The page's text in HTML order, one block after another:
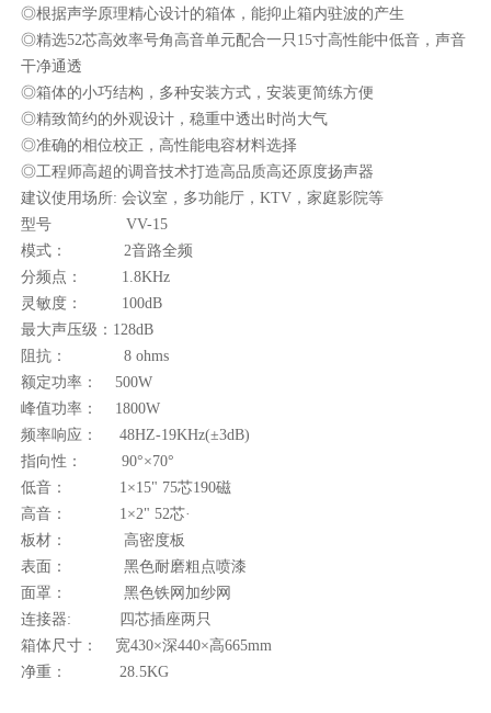
◎根据声学原理精心设计的箱体，能抑止箱内驻波的产生
◎精选52芯高效率号角高音单元配合一只15寸高性能中低音，声音
干净通透
◎箱体的小巧结构，多种安装方式，安装更简练方便
◎精致简约的外观设计，稳重中透出时尚大气
◎准确的相位校正，高性能电容材料选择
◎工程师高超的调音技术打造高品质高还原度扬声器
建议使用场所: 会议室，多功能厅，KTV，家庭影院等
型号 VV-15
模式： 2音路全频
分频点： 1.8KHz
灵敏度： 100dB
最大声压级：128dB
阻抗： 8 ohms
额定功率： 500W
峰值功率： 1800W
频率响应： 48HZ-19KHz(±3dB)
指向性： 90°×70°
低音： 1×15" 75芯190磁
高音： 1×2" 52芯·
板材： 高密度板
表面： 黑色耐磨粗点喷漆
面罩： 黑色铁网加纱网
连接器: 四芯插座两只
箱体尺寸： 宽430×深440×高665mm
净重： 28.5KG